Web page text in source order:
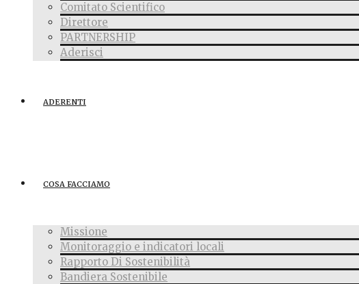
Comitato Scientifico
Direttore
PARTNERSHIP
Aderisci
ADERENTI
COSA FACCIAMO
Missione
Monitoraggio e indicatori locali
Rapporto Di Sostenibilità
Bandiera Sostenibile